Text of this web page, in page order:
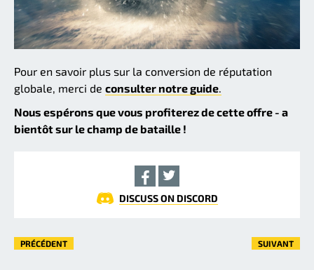
Pour en savoir plus sur la conversion de réputation
globale, merci de consulter notre guide.
Nous espérons que vous profiterez de cette offre - a
bientôt sur le champ de bataille !
DISCUSS ON DISCORD
PRÉCÉDENT SUIVANT